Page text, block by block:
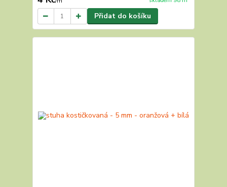
Přidat do košíku